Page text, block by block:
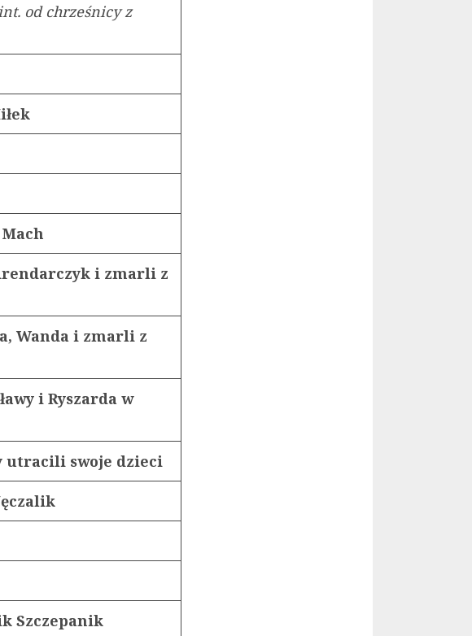
od chrześnicy z
i zmarli z
Wanda i zmarli z
i Ryszarda w
utracili swoje dzieci
Szczepanik